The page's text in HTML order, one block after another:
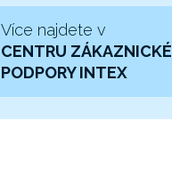
Více najdete v
CENTRU ZÁKAZNICKÉ
PODPORY INTEX